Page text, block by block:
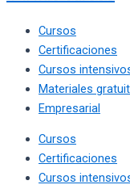
Cursos
Certificaciones
Cursos
Materiales
Empresarial
Cursos
Certificaciones
Cursos